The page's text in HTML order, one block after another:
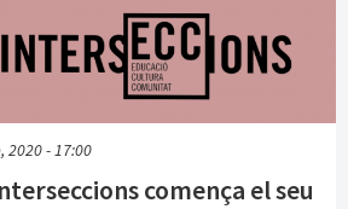
2020 - 17:00
comença el seu